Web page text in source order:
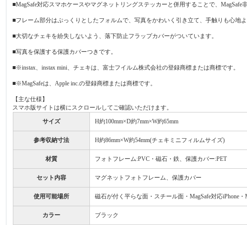
■MagSafe対応スマホケースやマグネットリングステッカーと併用することで、MagSafe
■フレーム部分はぷっくりとしたフォルムで、写真をかわいく引き立て、手触りも心地よ
■大切なチェキを紛失しないよう、落下防止フラップカバーがついています。
■写真を保護する保護カバーつきです。
■※instax、instax mini、チェキは、富士フイルム株式会社の登録商標または商標です。
■※MagSafeは、Apple inc.の登録商標または商標です。
【主な仕様】
スマホ版サイトは横にスクロールしてご確認いただけます。
サイズ
H約100mm×D約7mm×W約65mm
参考収納寸法 H約86mm×W約54mm(チェキミニフィルムサイズ)
材質 フォトフレーム:PVC・磁石・鉄、保護カバー:PET
セット内容 マグネットフォトフレーム、保護カバー
使用可能場所 磁石が付く平らな面・スチール面・MagSafe対応iPhone
カラー ブラック